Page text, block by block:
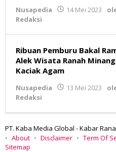
Nusapedia 14 Mei 2023
Redaksi
Ribuan Pemburu Bakal
Alek Wisata Ranah
Kaciak Agam
Nusapedia 13 Mei 2023
Redaksi
PT. Kaba Media Global - Kabar
About
Disclaimer Term Of
Sitemap